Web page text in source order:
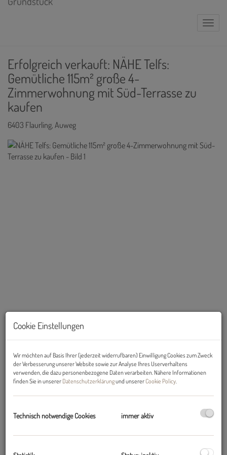
Erfolgreich verkauft: NÄHE Telfs:
Gemütliche 115m² große 4-
Zimmerwohnung mit Süd-Terrasse zu
kaufen
6403 Flaurling, Auweg
EIN TRAUM FÜR DIE GANZE FAMILIE!!!
Cookie Einstellungen
Wir möchten auf Basis Ihrer (jederzeit widerrufbaren) Einwilligung Cookies zum Zweck
der Verbesserung unserer Website sowie zur Analyse Ihres Userverhaltens
verwenden, die dazu personenbezogene Daten verarbeiten. Nähere Informationen
finden Sie in unserer Datenschutzerklärungund unsererCookie Policy.
Technisch notwendige Cookies immer aktiv